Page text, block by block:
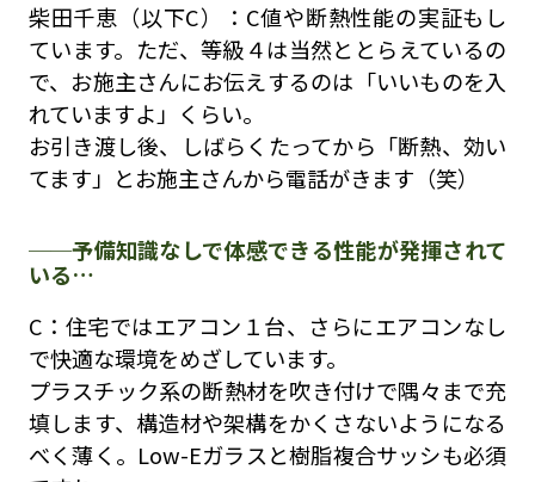
柴田千恵（以下C）：C値や断熱性能の実証もし
ています。ただ、等級４は当然ととらえているの
で、お施主さんにお伝えするのは「いいものを入
れていますよ」くらい。
お引き渡し後、しばらくたってから「断熱、効い
てます」とお施主さんから電話がきます（笑）
予備知識なしで体感できる性能が発揮されて
いる…
C：住宅ではエアコン１台、さらにエアコンなし
で快適な環境をめざしています。
プラスチック系の断熱材を吹き付けで隅々まで充
填します、構造材や架構をかくさないようになる
べく薄く。Low-Eガラスと樹脂複合サッシも必須